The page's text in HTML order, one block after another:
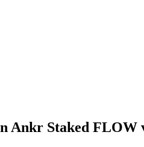
Ankr Staked FLOW